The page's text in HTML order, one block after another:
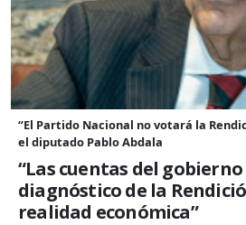
“El Partido Nacional no votará la
el diputado Pablo Abdala
“Las cuentas del
diagnóstico de la
realidad económica”